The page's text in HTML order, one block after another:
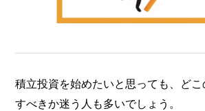
積立投資を始めたいと思っても、ど
すべきか迷う人も多いでしょう。